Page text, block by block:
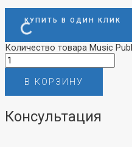
КУПИТЬ В ОДИН КЛИК
Количество товара Music
В КОРЗИНУ
Консультация